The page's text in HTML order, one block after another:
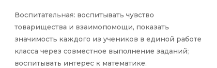
Воспитательная: воспитывать чувство
товарищества и взаимопомощи, показать
значимость каждого из учеников в единой работе
класса через совместное выполнение заданий;
воспитывать интерес к математике.